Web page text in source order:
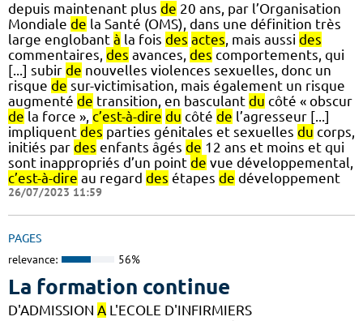
depuis maintenant plus de 20 ans, par l’Organisation
Mondiale de la Santé (OMS), dans une définition très
large englobant à la fois des actes, mais aussi des
commentaires, des avances, des comportements, qui
[...] subir de nouvelles violences sexuelles, donc un
risque de sur-victimisation, mais également un risque
augmenté de transition, en basculant du côté « obscur
de la force », c’est-à-dire du côté de l’agresseur [...]
impliquent des parties génitales et sexuelles du corps,
initiés par des enfants âgés de 12 ans et moins et qui
sont inappropriés d’un point de vue développemental,
c’est-à-dire au regard des étapes de développement
26/07/2023 11:59
PAGES
relevance: 56%
La formation continue
D'ADMISSION A L'ECOLE D'INFIRMIERS